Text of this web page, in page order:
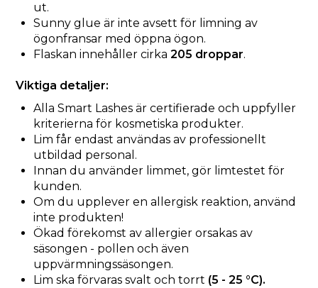
ut.
Sunny glue är inte avsett för limning av
ögonfransar med öppna ögon.
Flaskan innehåller cirka 205 droppar.
Viktiga detaljer:
Alla Smart Lashes är certifierade och uppfyller
kriterierna för kosmetiska produkter.
Lim får endast användas av professionellt
utbildad personal.
Innan du använder limmet, gör limtestet för
kunden.
Om du upplever en allergisk reaktion, använd
inte produkten!
Ökad förekomst av allergier orsakas av
säsongen - pollen och även
uppvärmningssäsongen.
Lim ska förvaras svalt och torrt (5 - 25 °C).